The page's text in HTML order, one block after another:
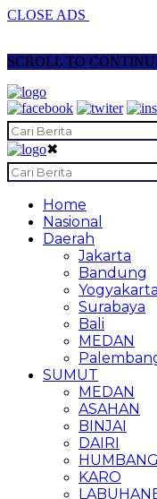
CLOSE ADS
SCROLL TO
✖
Home
Nasional
Daerah
Jakarta
Bandung
Yogyakarta
Surabaya
Bali
MEDAN
SUMUT
MEDAN
ASAHAN
BINJAI
DAIRI
KARO